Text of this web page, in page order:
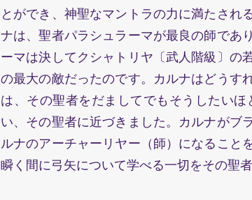
とができ、神聖なマントラの力に満たされ
ナは、聖者パラシュラーマが最良の師であ
ーマは決してクシャトリヤ〔武人階級〕の
の最大の敵だったのです。カルナはどうす
は、その聖者をだましてでもそうしたい
い、その聖者に近づきました。カルナがブ
ルナのアーチャーリヤー（師）になること
瞬く間に弓矢について学べる一切をその聖